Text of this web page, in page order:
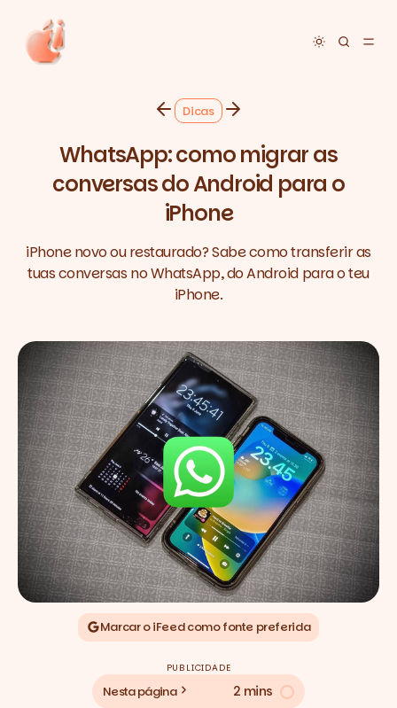
Toggle
Dicas
WhatsApp: como migrar as
conversas do Android para o
iPhone
iPhone novo ou restaurado? Sabe como transferir as
tuas conversas no WhatsApp, do Android para o teu
iPhone.
Marcar o iFeed como fonte preferida
PUBLICIDADE
Nesta página 2 mins